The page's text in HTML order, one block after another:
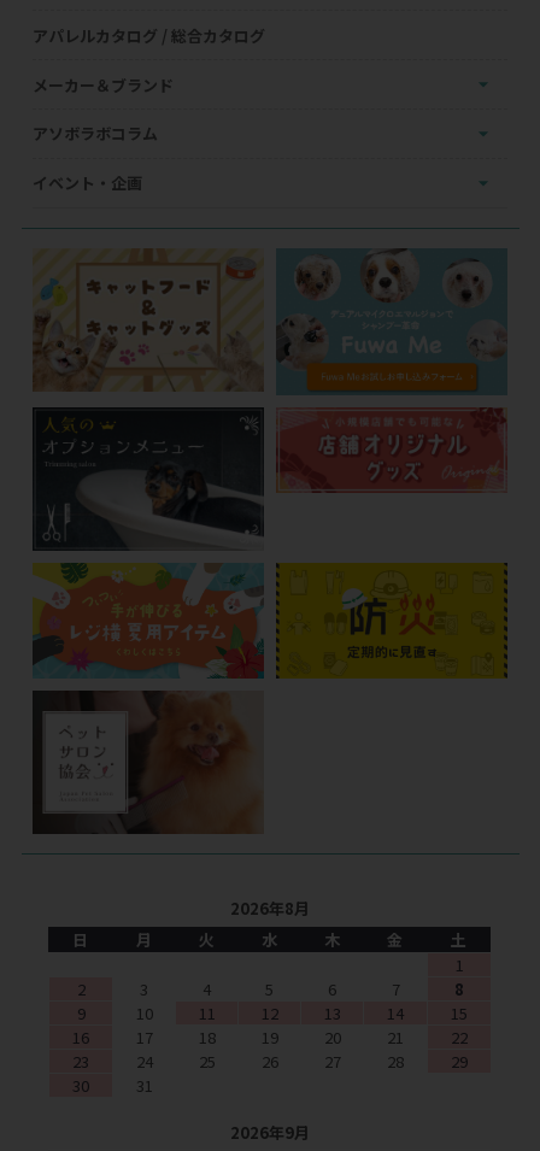
アパレルカタログ / 総合カタログ
メーカー＆ブランド
アソボラボコラム
イベント・企画
2026年8月
日
月 火 水 木 金
土
1
2
3 4 5 6 7
8
9
10 11 12 13 14
15
16
17 18 19 20 21
22
23
24 25 26 27 28
29
30
31
2026年9月